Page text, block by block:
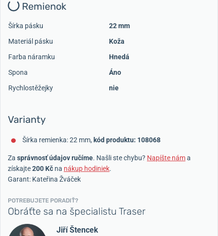
Remienok
Šírka pásku
22 mm
Materiál pásku
Koža
Farba náramku
Hnedá
Spona
Áno
Rychlostěžejky
nie
Varianty
Šírka remienka: 22 mm, kód produktu: 108068
Za správnosť údajov ručíme. Našli ste chybu? Napíšte náma
získajte200 Kč na nákup hodiniek.
Garant: Kateřina Žváček
POTREBUJETE PORADIŤ?
Obráťte sa na špecialistu Traser
Jiří Štencek